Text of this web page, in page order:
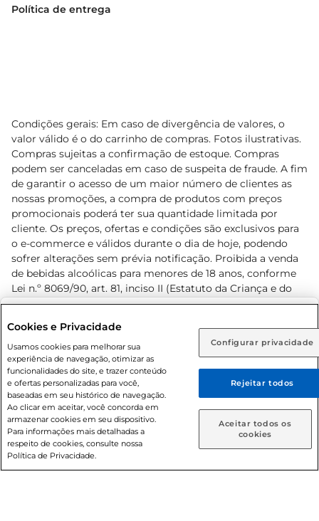
Rio de Janeiro (RJ) Goiás (GO)
Ou
Caso queira comprar online, informe como deseja receber
suas compras:
Entrega em casa Retire em Loja
Política de entrega
Condições gerais: Em caso de divergência de valores, o
valor válido é o do carrinho de compras. Fotos ilustrativas.
Compras sujeitas a confirmação de estoque. Compras
podem ser canceladas em caso de suspeita de fraude. A fim
de garantir o acesso de um maior número de clientes as
nossas promoções, a compra de produtos com preços
promocionais poderá ter sua quantidade limitada por
cliente. Os preços, ofertas e condições são exclusivos para
o e-commerce e válidos durante o dia de hoje, podendo
sofrer alterações sem prévia notificação. Proibida a venda
de bebidas alcoólicas para menores de 18 anos, conforme
Lei n.º 8069/90, art. 81, inciso II (Estatuto da Criança e do
Adolescente). Preços e condições exclusivos para o
prévio. O valor mínimo para as compras on-line é de R$
80,00.
© 2026 Copyright. Todos os direitos
reservados Prezunic.
Cookies e Privacidade
Usamos cookies para melhorar sua
experiência de navegação, otimizar as
funcionalidades do site, e trazer conteúdo
e ofertas personalizadas para você,
baseadas em seu histórico de navegação.
Ao clicar em aceitar, você concorda em
armazenar cookies em seu dispositivo.
Para informações mais detalhadas a
respeito de cookies, consulte nossa
Política de Privacidade.
Configurar privacidade
Rejeitar todos
Aceitar todos os
cookies